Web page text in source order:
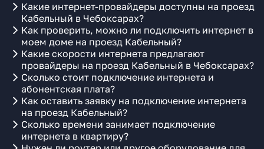
Какие интернет-провайдеры доступны на проезд
Кабельный в Чебоксарах?
Как проверить, можно ли подключить интернет в
моем доме на проезд Кабельный?
Какие скорости интернета предлагают
провайдеры на проезд Кабельный в Чебоксарах?
Сколько стоит подключение интернета и
абонентская плата?
Как оставить заявку на подключение интернета
на проезд Кабельный?
Сколько времени занимает подключение
интернета в квартиру?